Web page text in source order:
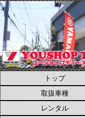
トップ
取扱車種
レンタル